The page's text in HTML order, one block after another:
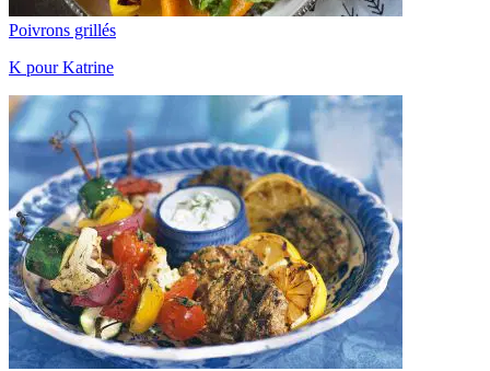
Poivrons grillés
K pour Katrine